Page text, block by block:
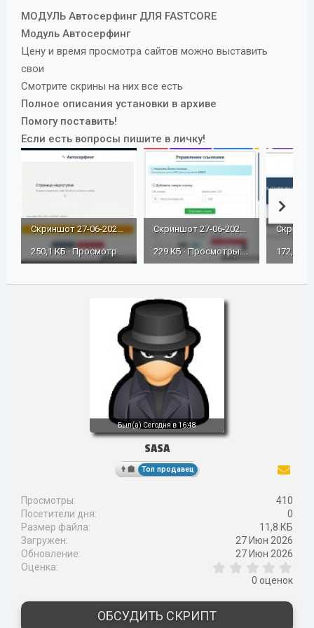
н
и
МОДУЛЬ Автосерфинг ДЛЯ FASTCORE
Модуль Автосерфинг
Цену и время просмотра сайтов можно выставить
свои
Смотрите скрины на них все есть
Полное описания установки в архиве
Помогу поставить!
Если есть вопросы пишите в личку!
Скриншот 27-06-2026 151833.jpg
250,1 КБ · Просмотры: 73
Скриншот 27-06-2026 151821.jpg
229 КБ · Просмотры: 57
Был(а)Сегодня в 16:48
SASA
Топ продавец
Просмотры
410
Посетители дня
0
Размер файла
11,8 КБ
Загружен
27 Июн 2026
Обновление
27 Июн 2026
Оценка
,
з
в
0 оценок
ОБСУДИТЬ СКРИПТ